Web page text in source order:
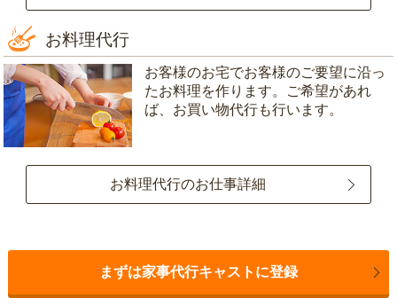
お料理代行
お客様のお宅でお客様のご要望に沿っ
たお料理を作ります。ご希望があれ
ば、お買い物代行も行います。
お料理代行のお仕事詳細
まずは家事代行キャストに登録